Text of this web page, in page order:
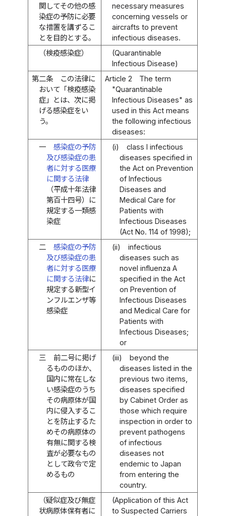
関してその他の感
染症の予防に必要
な措置を講ずるこ
とを目的とする。
necessary measures
concerning vessels or
aircrafts to prevent
infectious diseases.
（検疫感染症）
(Quarantinable
Infectious Disease)
第二条
この法律に
おいて「検疫感染
症」とは、次に掲
げる感染症をい
う。
Article 2
The term
"Quarantinable
Infectious Diseases" as
used in this Act means
the following infectious
diseases:
一
感染症の予防
及び感染症の患
者に対する医療
に関する法律
（平成十年法律
第百十四号）に
規定する一類感
染症
(i)
class I infectious
diseases specified in
the Act on Prevention
of Infectious
Diseases and
Medical Care for
Patients with
Infectious Diseases
(Act No. 114 of 1998);
二
感染症の予防
及び感染症の患
者に対する医療
に関する法律に
規定する新型イ
ンフルエンザ等
感染症
(ii)
infectious
diseases such as
novel influenza A
specified in the Act
on Prevention of
Infectious Diseases
and Medical Care for
Patients with
Infectious Diseases;
or
三
前二号に掲げ
るもののほか、
国内に常在しな
い感染症のうち
その病原体が国
内に侵入するこ
とを防止するた
めその病原体の
有無に関する検
査が必要なもの
として政令で定
めるもの
(iii)
beyond the
diseases listed in the
previous two items,
diseases specified
by Cabinet Order as
those which require
inspection in order to
prevent pathogens
of infectious
diseases not
endemic to Japan
from entering the
country.
（疑似症及び無症
状病原体保有者に
(Application of this Act
to Suspected Carriers